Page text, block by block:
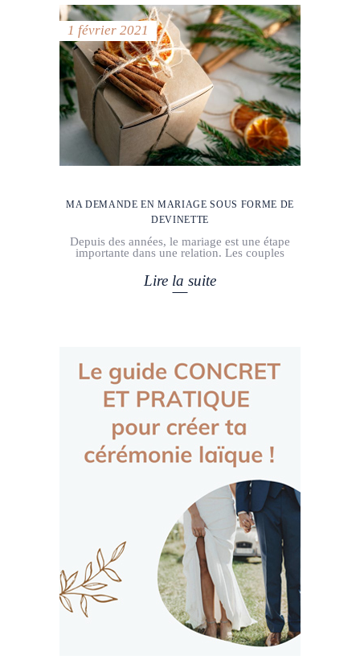
1 février 2021
MA DEMANDE EN MARIAGE SOUS FORME DE
DEVINETTE
Depuis des années, le mariage est une étape
importante dans une relation. Les couples
Lire la suite